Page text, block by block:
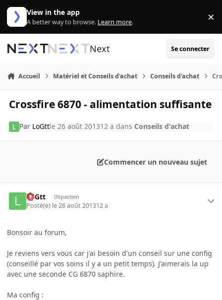
Aller au contenu
View in the app
A better way to browse. Learn more. ×
Next Se connecter
Accueil Matériel et Conseils d'achat Conseils d'achat
Crossfire 6870 - alimentation suffisante
Par LoGttle 26 août 201312 a dans Conseils d'achat
Commencer un nouveau sujet
LoGtt INpactien
Posté(e) le 26 août 201312 a
Bonsoir au forum,
Je reviens vers vous car j'ai besoin d'un conseil sur une config
(conseillé par vos soins il y a un petit temps). J'aimerais la up
avec une seconde CG 6870 saphire.
Ma config :